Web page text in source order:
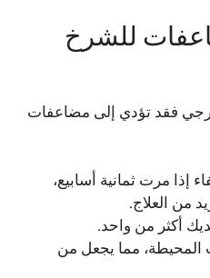
للشرخ
فقد تؤدي إلى مضاعفات
إذا مرت ثمانية أسابيع،
من العلاج.
أكثر من واحد.
المحيطة، مما يجعل من